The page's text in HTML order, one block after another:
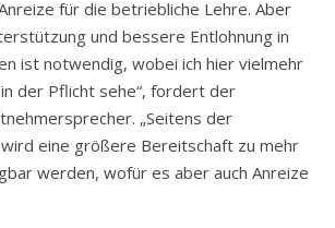
für die betriebliche Lehre. Aber
und bessere Entlohnung in
ist notwendig, wobei ich hier vielmehr
der Pflicht sehe“, fordert der
„Seitens der
eine größere Bereitschaft zu mehr
werden, wofür es aber auch Anreize